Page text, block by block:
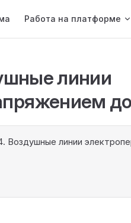
Работа на платформе
линии
Воздушные линии